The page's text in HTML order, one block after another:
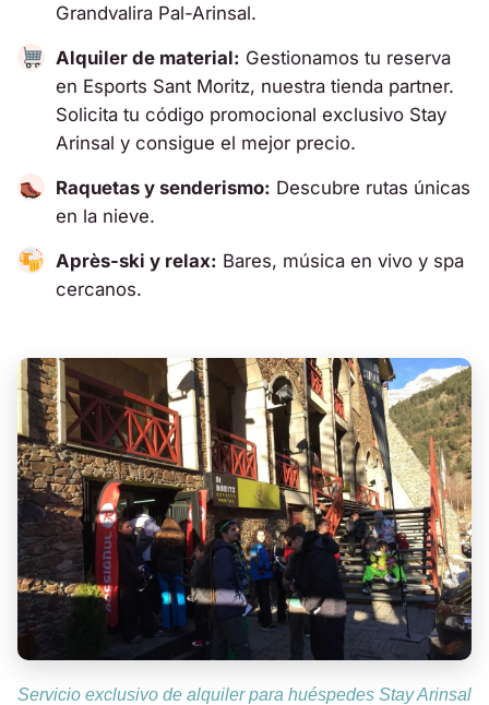
Grandvalira Pal-Arinsal.
Alquiler de material: Gestionamos tu reserva
en Esports Sant Moritz, nuestra tienda partner.
Solicita tu código promocional exclusivo Stay
Arinsal y consigue el mejor precio.
Raquetas y senderismo: Descubre rutas únicas
en la nieve.
Après-ski y relax: Bares, música en vivo y spa
cercanos.
Servicio exclusivo de alquiler para huéspedes Stay Arinsal